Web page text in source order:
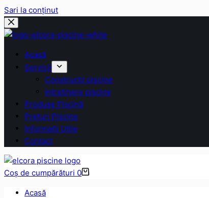
Sari la conținut
Acasă
Servicii
Construcții piscine
Intreținere piscine
Produse Piscină
Prețuri Piscine
Informații Utile
Contact
Coș de cumpărături 0
Acasă